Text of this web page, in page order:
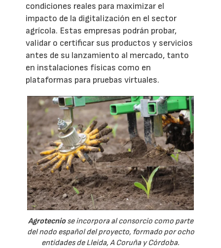
condiciones reales para maximizar el
impacto de la digitalización en el sector
agrícola. Estas empresas podrán probar,
validar o certificar sus productos y servicios
antes de su lanzamiento al mercado, tanto
en instalaciones físicas como en
plataformas para pruebas virtuales.
Agrotecniose incorpora al consorcio como parte
del nodo español del proyecto, formado por ocho
entidades de Lleida, A Coruña y Córdoba.